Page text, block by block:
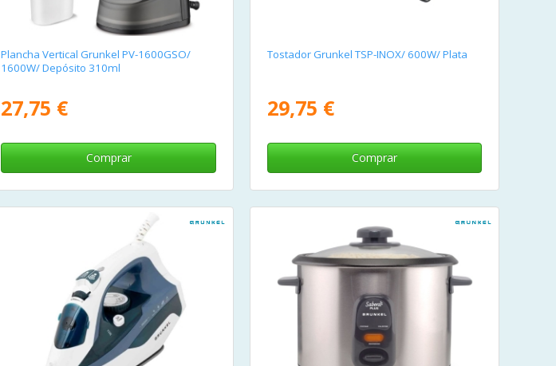
Plancha Vertical Grunkel PV-1600GSO/
1600W/ Depósito 310ml
27,75 €
Comprar
Tostador Grunkel TSP-INOX/ 600W/ Plata
29,75 €
Comprar